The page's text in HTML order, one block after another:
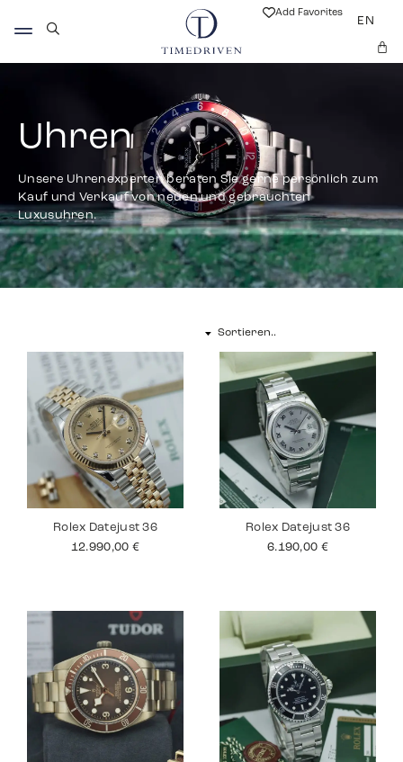
Add Favorites
EN
Uhren
Unsere Uhrenexperten beraten Sie gerne persönlich zum
Kauf und Verkauf von neuen und gebrauchten
Luxusuhren.
Rolex Datejust 36
12.990,00 €
Rolex Datejust 36
6.190,00 €